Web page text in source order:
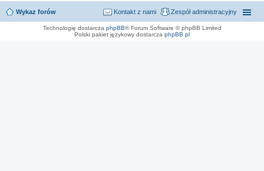
Wykaz forów Zespół administracyjny
Kontakt z nami
Technologię dostarcza phpBB® Forum Software © phpBB Limited
Polski pakiet językowy dostarcza phpBB.pl